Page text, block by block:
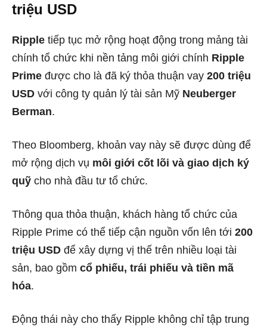
triệu USD
Ripple tiếp tục mở rộng hoạt động trong mảng tài
chính tổ chức khi nền tảng môi giới chính Ripple
Prime được cho là đã ký thỏa thuận vay 200 triệu
USD với công ty quản lý tài sản Mỹ Neuberger
Berman.
Theo Bloomberg, khoản vay này sẽ được dùng để
mở rộng dịch vụ môi giới cốt lõi và giao dịch ký
quỹ cho nhà đầu tư tổ chức.
Thông qua thỏa thuận, khách hàng tổ chức của
Ripple Prime có thể tiếp cận nguồn vốn lên tới 200
triệu USD để xây dựng vị thế trên nhiều loại tài
sản, bao gồm cổ phiếu, trái phiếu và tiền mã
hóa.
Động thái này cho thấy Ripple không chỉ tập trung